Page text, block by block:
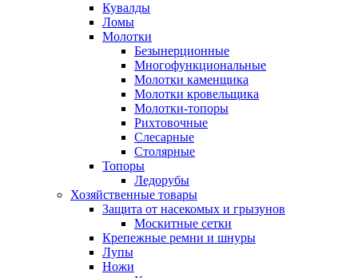
Кувалды
Ломы
Молотки
Безынерционные
Многофункциональные
Молотки каменщика
Молотки кровельщика
Молотки-топоры
Рихтовочные
Слесарные
Столярные
Топоры
Ледорубы
Хозяйственные товары
Защита от насекомых и грызунов
Москитные сетки
Крепежные ремни и шнуры
Лупы
Ножи